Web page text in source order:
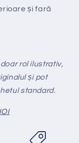
și fară
rol ilustrativ,
și pot
standard.